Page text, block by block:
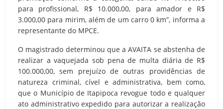
para profissional, R$ 10.000,00, para amador e R$
3.000,00 para mirim, além de um carro 0 km”, informa a
representante do MPCE.
O magistrado determinou que a AVAITA se abstenha de
realizar a vaquejada sob pena de multa diária de R$
100.000,00, sem prejuízo de outras providências de
natureza criminal, cível e administrativa, bem como,
que o Município de Itapipoca revogue todo e qualquer
ato administrativo expedido para autorizar a realização